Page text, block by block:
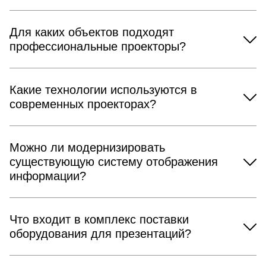
Для каких объектов подходят
профессиональные проекторы?
Какие технологии используются в
современных проекторах?
Можно ли модернизировать
существующую систему отображения
информации?
Что входит в комплекс поставки
оборудования для презентаций?